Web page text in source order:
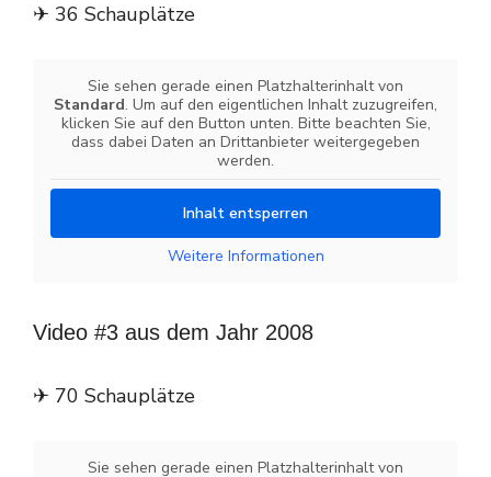
✈ 36 Schauplätze
Sie sehen gerade einen Platzhalterinhalt von
Standard. Um auf den eigentlichen Inhalt zuzugreifen,
klicken Sie auf den Button unten. Bitte beachten Sie,
dass dabei Daten an Drittanbieter weitergegeben
werden.
Inhalt entsperren
Weitere Informationen
Video #3 aus dem Jahr 2008
✈ 70 Schauplätze
Sie sehen gerade einen Platzhalterinhalt von